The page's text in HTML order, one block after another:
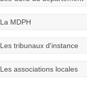
La MDPH
Les tribunaux d'instance
Les associations locales